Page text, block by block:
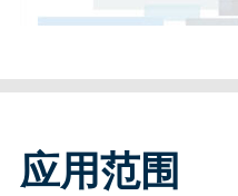
应用范围